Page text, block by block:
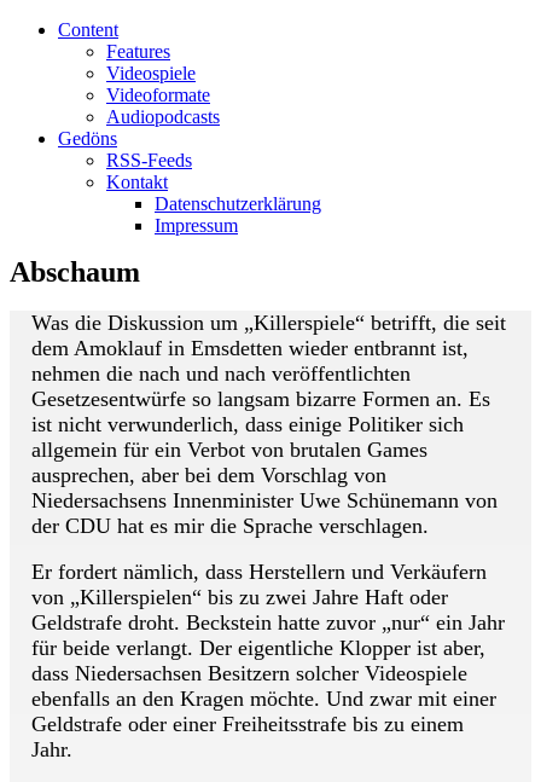
Content
Features
Videospiele
Videoformate
Audiopodcasts
Gedöns
RSS-Feeds
Kontakt
Datenschutzerklärung
Impressum
Abschaum
Was die Diskussion um „Killerspiele“ betrifft, die seit
dem Amoklauf in Emsdetten wieder entbrannt ist,
nehmen die nach und nach veröffentlichten
Gesetzesentwürfe so langsam bizarre Formen an. Es
ist nicht verwunderlich, dass einige Politiker sich
allgemein für ein Verbot von brutalen Games
ausprechen, aber bei dem Vorschlag von
Niedersachsens Innenminister Uwe Schünemann von
der CDU hat es mir die Sprache verschlagen.
Er fordert nämlich, dass Herstellern und Verkäufern
von „Killerspielen“ bis zu zwei Jahre Haft oder
Geldstrafe droht. Beckstein hatte zuvor „nur“ ein Jahr
für beide verlangt. Der eigentliche Klopper ist aber,
dass Niedersachsen Besitzern solcher Videospiele
ebenfalls an den Kragen möchte. Und zwar mit einer
Geldstrafe oder einer Freiheitsstrafe bis zu einem
Jahr.